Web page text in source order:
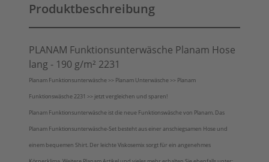
Produktbeschreibung
PLANAM Funktionsunterwäsche Planam Hose
lang - 190 g/m² 2231
Planam Funktionsunterwäsche >> Planam Unterwäsche >> Planam
Funktionswäsche 2231 >> jetzt vergleichen und sparen!
Planam Funktionsunterwäsche ist die neue Funktionswäsche von Planam. Das
Planam Funktionsunterwäsche-Set besteht aus einer anschiegsamen Hose und
einem bequemen Shirt. Der leichte Viskosemix sorgt für ein angenehmes